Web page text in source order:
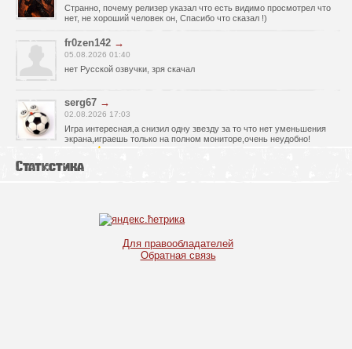
Странно, почему релизер указал что есть видимо просмотрел что
нет, не хороший человек он, Спасибо что сказал !)
fr0zen142 →
05.08.2026 01:40
нет Русской озвучки, зря скачал
serg67 →
02.08.2026 17:03
Игра интересная,а снизил одну звезду за то что нет уменьшения
экрана,играешь только на полном мониторе,очень неудобно!
испробовал?
Статистика
Для правообладателей
Обратная связь